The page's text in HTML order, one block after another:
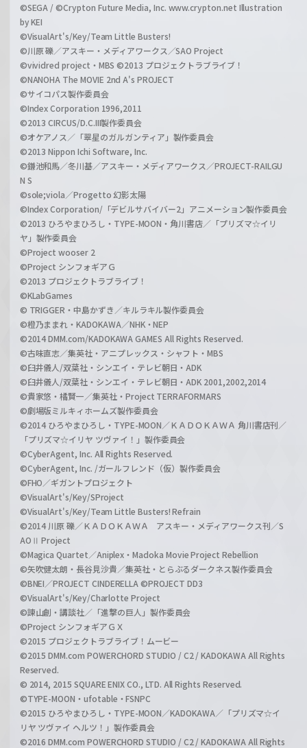
©SEGA / ©Crypton Future Media, Inc. www.crypton.net Illustration
by KEI
©VisualArt's/Key/Team Little Busters!
©川原 礫／アスキー・メディアワークス／SAO Project
©vividred project・MBS ©2013 プロジェクトラブライブ！
©NANOHA The MOVIE 2nd A's PROJECT
©サイコパス製作委員会
©Index Corporation 1996,2011
©2013 CIRCUS/D.C.III製作委員会
©オケアノス／「翠星のガルガンティア」製作委員会
©2013 Nippon Ichi Software, Inc.
©鎌池和馬／冬川基／アスキー・メディアワークス／PROJECT-RAILGU
N S
©sole;viola／Progetto 幻影太陽
©Index Corporation/「デビルサバイバー2」アニメーション製作委員会
©2013 ひろやまひろし・TYPE-MOON・角川書店／「プリズマ☆イリ
ヤ」製作委員会
©Project wooser 2
©Project シンフォギアＧ
©2013 プロジェクトラブライブ！
©KLabGames
© TRIGGER・中島かずき／キルラキル製作委員会
©橙乃ままれ・KADOKAWA／NHK・NEP
©2014 DMM.com/KADOKAWA GAMES All Rights Reserved.
©古味直志／集英社・アニプレックス・シャフト・MBS
©臼井儀人/双葉社・シンエイ・テレビ朝日・ADK
©臼井儀人/双葉社・シンエイ・テレビ朝日・ADK 2001,2002,2014
©貴家悠・橘賢一／集英社・Project TERRAFORMARS
©劇場版ミルキィホームズ製作委員会
©2014 ひろやまひろし・TYPE-MOON／ＫＡＤＯＫＡＷＡ 角川書店刊／
「プリズマ☆イリヤ ツヴァイ！」製作委員会
©CyberAgent, Inc. All Rights Reserved.
©CyberAgent, Inc. /ガールフレンド（仮）製作委員会
©FHO／ギガントプロジェクト
©VisualArt's/Key/SProject
©VisualArt's/Key/Team Little Busters! Refrain
©2014 川原 礫／ＫＡＤＯＫＡＷＡ アスキー・メディアワークス刊／S
AOⅡ Project
©Magica Quartet／Aniplex・Madoka Movie Project Rebellion
©矢吹健太朗・長谷見沙貴／集英社・とらぶるダークネス製作委員会
©BNEI／PROJECT CINDERELLA ©PROJECT DD3
©VisualArt's/Key/Charlotte Project
©諫山創・講談社／「進撃の巨人」製作委員会
©Project シンフォギアＧＸ
©2015 プロジェクトラブライブ！ムービー
©2015 DMM.com POWERCHORD STUDIO / C2 / KADOKAWA All Rights
Reserved.
© 2014, 2015 SQUARE ENIX CO., LTD. All Rights Reserved.
©TYPE-MOON・ufotable・FSNPC
©2015 ひろやまひろし・TYPE-MOON／KADOKAWA／「プリズマ☆イ
リヤ ツヴァイ ヘルツ！」製作委員会
©2016 DMM.com POWERCHORD STUDIO / C2 / KADOKAWA All Rights